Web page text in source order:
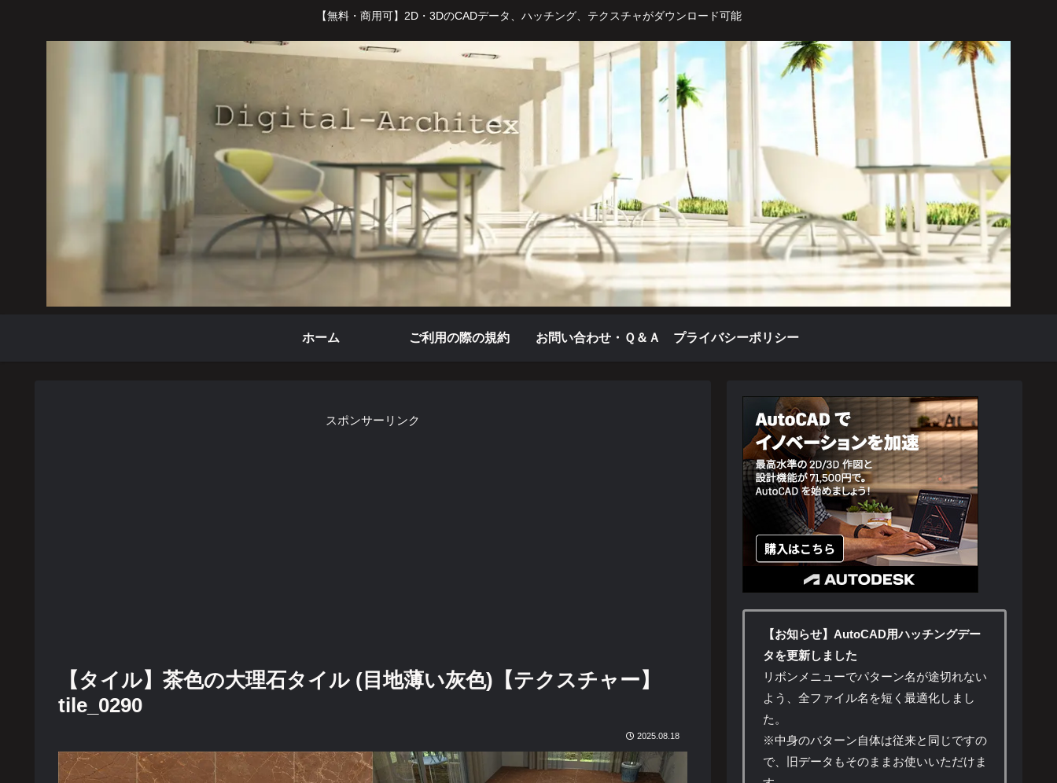
【無料・商用可】2D・3DのCADデータ、ハッチング、テクスチャがダウンロード可能
ホーム ご利用の際の規約 お問い合わせ・Ｑ＆Ａ プライバシーポリシー
スポンサーリンク
【タイル】茶色の大理石タイル (目地薄い灰色)【テクスチャー】
tile_0290
2025.08.18
【お知らせ】AutoCAD用ハッチングデー
タを更新しました
リボンメニューでパターン名が途切れない
よう、全ファイル名を短く最適化しまし
た。
※中身のパターン自体は従来と同じですの
で、旧データもそのままお使いいただけま